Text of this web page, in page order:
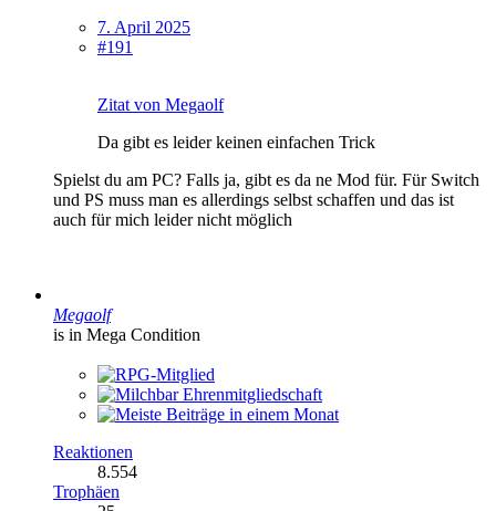
7. April 2025
#191
Zitat von Megaolf
Da gibt es leider keinen einfachen Trick
Spielst du am PC? Falls ja, gibt es da ne Mod für. Für Switch
und PS muss man es allerdings selbst schaffen und das ist
auch für mich leider nicht möglich
Megaolf
is in Mega Condition
Reaktionen
8.554
Trophäen